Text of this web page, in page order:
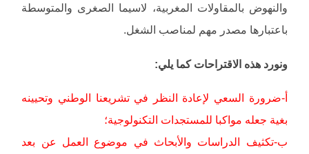
والنهوض بالمقاولات المغربية، لاسيما الصغرى والمتوسطة
باعتبارها مصدر مهم لمناصب الشغل.
ونورد هذه الاقتراحات كما يلي:
أ-ضرورة السعي لإعادة النظر في تشريعنا الوطني وتحيينه
بغية جعله مواكبا للمستجدات التكنولوجية؛
ب-تكثيف الدراسات والأبحاث في موضوع العمل عن بعد